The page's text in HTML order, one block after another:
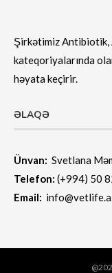
Şirkətimiz Antibiotik,
kateqoriyalarında
həyata keçirir.
ƏLAQƏ
Ünvan: Svetlana
Telefon: (+994) 50
Email: